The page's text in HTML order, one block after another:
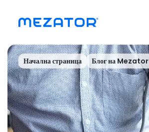
Начална страница Блог на Mezator